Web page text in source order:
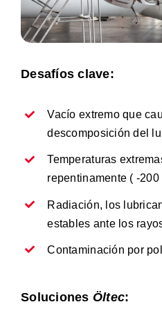
Desafíos clave:
Vacío extremo que
descomposición del
Temperaturas
repentinamente ( -200
Radiación, los
estables ante los
Contaminación por
Soluciones Öltec: